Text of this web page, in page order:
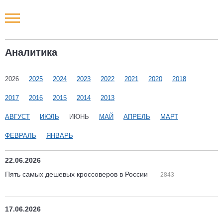
Аналитика
2026 2025 2024 2023 2022 2021 2020 2018
2017 2016 2015 2014 2013
АВГУСТ ИЮЛЬ ИЮНЬ МАЙ АПРЕЛЬ МАРТ
ФЕВРАЛЬ ЯНВАРЬ
22.06.2026
Пять самых дешевых кроссоверов в России
2843
17.06.2026
Новости РФ
Наши мероприятия
Статьи